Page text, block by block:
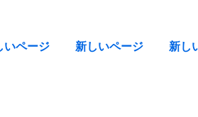
いページ 新しいページ 新し